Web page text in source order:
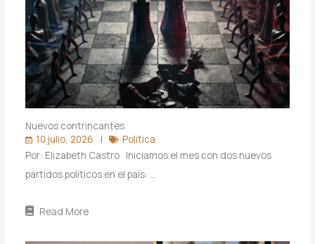
Nuevos contrincantes
10 julio, 2026
Politica
Por: Elizabeth Castro Iniciamos el mes con dos nuevos
partidos políticos en el país: …
Read More